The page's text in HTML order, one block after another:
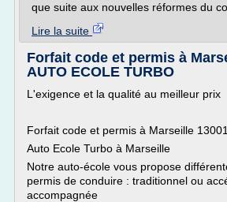
que suite aux nouvelles réformes du
Lire la suite
Forfait code et permis à
AUTO ECOLE TURBO
L'exigence et la qualité au meilleur prix
Forfait code et permis à Marseille 13001
Auto Ecole Turbo à Marseille
Notre auto-école vous propose
permis de conduire : traditionnel ou
accompagnée